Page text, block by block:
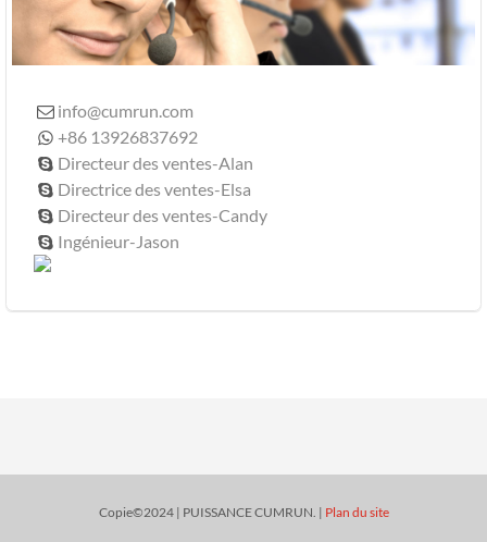
 info@cumrun.com
 +86 13926837692
 Directeur des ventes-Alan
 Directrice des ventes-Elsa
 Directeur des ventes-Candy
 Ingénieur-Jason
Copie©2024 | PUISSANCE CUMRUN. | Plan du site